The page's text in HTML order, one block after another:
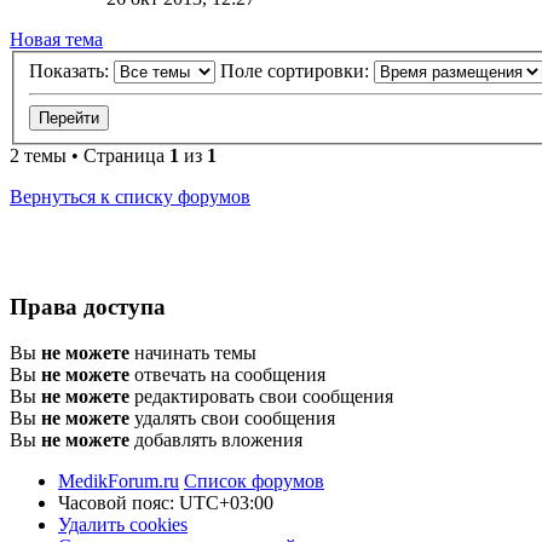
Новая тема
Показать:
Поле сортировки:
2 темы • Страница 1 из 1
Вернуться к списку форумов
Права доступа
Вы не можете начинать темы
Вы не можете отвечать на сообщения
Вы не можете редактировать свои сообщения
Вы не можете удалять свои сообщения
Вы не можете добавлять вложения
MedikForum.ru Список форумов
Часовой пояс: UTC+03:00
Удалить cookies